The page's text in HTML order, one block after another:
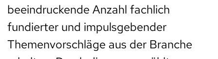
beeindruckende Anzahl fachlich
fundierter und impulsgebender
Themenvorschläge aus der Branche